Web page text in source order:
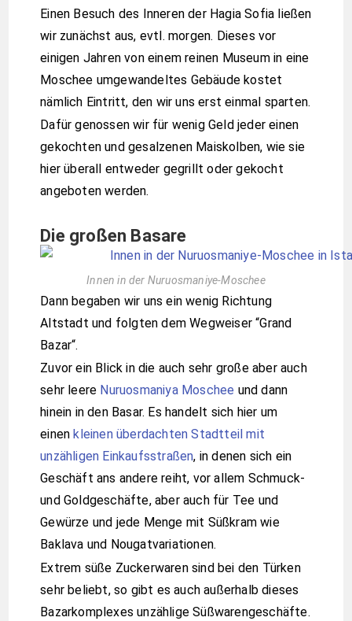
Einen Besuch des Inneren der Hagia Sofia ließen
wir zunächst aus, evtl. morgen. Dieses vor
einigen Jahren von einem reinen Museum in eine
Moschee umgewandeltes Gebäude kostet
nämlich Eintritt, den wir uns erst einmal sparten.
Dafür genossen wir für wenig Geld jeder einen
gekochten und gesalzenen Maiskolben, wie sie
hier überall entweder gegrillt oder gekocht
angeboten werden.
Die großen Basare
Innen in der Nuruosmaniye-Moschee
Dann begaben wir uns ein wenig Richtung
Altstadt und folgten dem Wegweiser “Grand
Bazar“.
Zuvor ein Blick in die auch sehr große aber auch
sehr leere Nuruosmaniya Moschee und dann
hinein in den Basar. Es handelt sich hier um
einen kleinen überdachten Stadtteil mit
unzähligen Einkaufsstraßen, in denen sich ein
Geschäft ans andere reiht, vor allem Schmuck-
und Goldgeschäfte, aber auch für Tee und
Gewürze und jede Menge mit Süßkram wie
Baklava und Nougatvariationen.
Extrem süße Zuckerwaren sind bei den Türken
sehr beliebt, so gibt es auch außerhalb dieses
Bazarkomplexes unzählige Süßwarengeschäfte.